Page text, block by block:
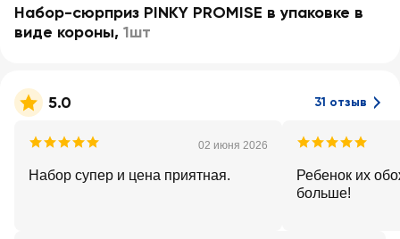
Набор-сюрприз PINKY PROMISE в упаковке в
виде короны, 1шт
5.0 31 отзыв
02 июня 2026
Набор супер и цена приятная.
Ребенок их
больше!